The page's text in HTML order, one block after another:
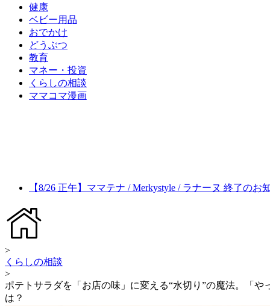
健康
ベビー用品
おでかけ
どうぶつ
教育
マネー・投資
くらしの相談
ママコマ漫画
【8/26 正午】ママテナ / Merkystyle / ラナーヌ 終了のお
>
くらしの相談
>
ポテトサラダを「お店の味」に変える“水切り”の魔法。「
は？